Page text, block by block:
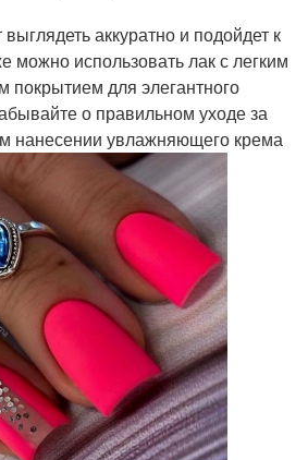
аккуратно и подойдет к
можно использовать лак с легким
покрытием для элегантного
о правильном уходе за
нанесении увлажняющего крема